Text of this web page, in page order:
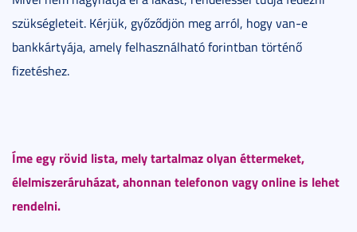
szükségleteit. Kérjük, győződjön meg arról, hogy van-e
bankkártyája, amely felhasználható forintban történő
fizetéshez.
Íme egy rövid lista, mely tartalmaz olyan éttermeket,
élelmiszeráruházat, ahonnan telefonon vagy online is lehet
rendelni.